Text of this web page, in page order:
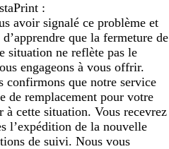
:
avoir signalé ce problème et
que la fermeture de
situation ne reflète pas le
engageons à vous offrir.
que notre service
de remplacement pour votre
cette situation. Vous recevrez
l’expédition de la nouvelle
de suivi. Nous vous